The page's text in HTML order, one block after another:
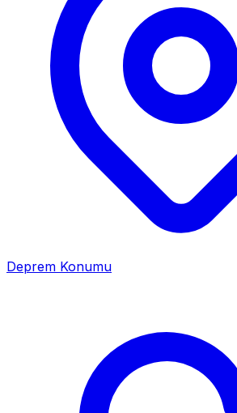
Deprem Konumu